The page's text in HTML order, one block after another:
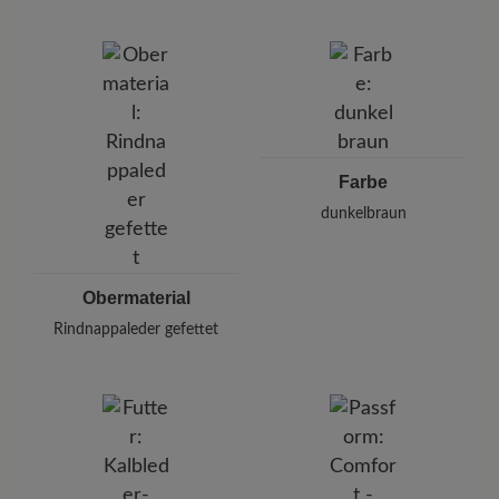
Pleidelsheimer Str. 15/1, 74321 Bietigheim-Bissingen,
E-mail:
kundenbetreuung@baer-schuhe.de
Obermaterial
Rindnappaleder gefettet
Farbe
dunkelbraun